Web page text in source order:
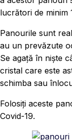
lucrători de minim
Panourile sunt
au un prevăzute
Se agață în niște
cristal care este
schimba sau
Folosiți aceste
Covid-19.